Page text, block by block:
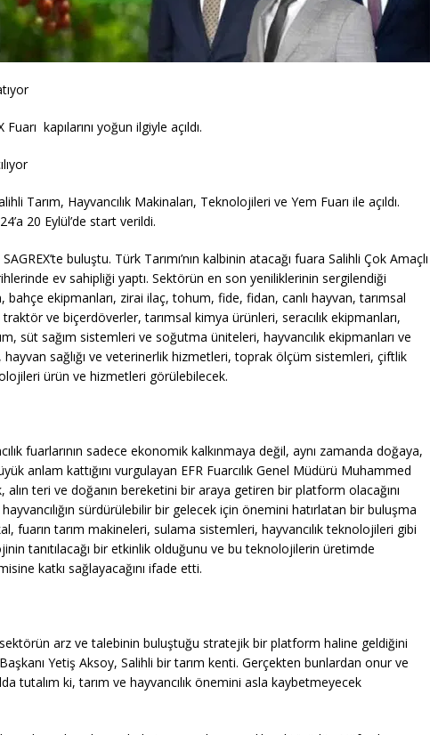
kapılarını yoğun ilgiyle açıldı.
Tarım, Hayvancılık Makinaları, Teknolojileri ve Yem Fuarı ile açıldı.
20 Eylül’de start verildi.
buluştu. Türk Tarımı’nın kalbinin atacağı fuara Salihli Çok Amaçlı
ev sahipliği yaptı. Sektörün en son yeniliklerinin sergilendiği
ekipmanları, zirai ilaç, tohum, fide, fidan, canlı hayvan, tarımsal
ve biçerdöverler, tarımsal kimya ürünleri, seracılık ekipmanları,
süt sağım sistemleri ve soğutma üniteleri, hayvancılık ekipmanları ve
sağlığı ve veterinerlik hizmetleri, toprak ölçüm sistemleri, çiftlik
ürün ve hizmetleri görülebilecek.
fuarlarının sadece ekonomik kalkınmaya değil, aynı zamanda doğaya,
anlam kattığını vurgulayan EFR Fuarcılık Genel Müdürü Muhammed
alın teri ve doğanın bereketini bir araya getiren bir platform olacağını
sürdürülebilir bir gelecek için önemini hatırlatan bir buluşma
fuarın tarım makineleri, sulama sistemleri, hayvancılık teknolojileri gibi
tanıtılacağı bir etkinlik olduğunu ve bu teknolojilerin üretimde
katkı sağlayacağını ifade etti.
sektörün arz ve talebinin buluştuğu stratejik bir platform haline geldiğini
Yetiş Aksoy, Salihli bir tarım kenti. Gerçekten bunlardan onur ve
tutalım ki, tarım ve hayvancılık önemini asla kaybetmeyecek